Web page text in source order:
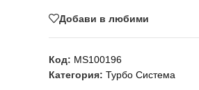
Добави в любими
Код: MS100196
Категория: Турбо Система